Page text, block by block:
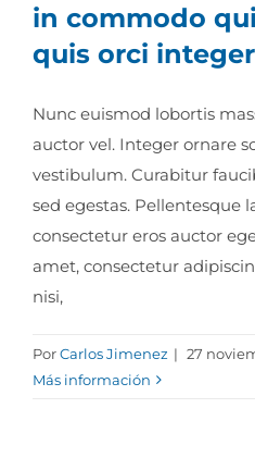
in commodo
quis orci
Nunc euismod lobortis
auctor vel. Integer ornare
vestibulum. Curabitur
sed egestas. Pellentesque
consectetur eros auctor
amet, consectetur
nisi,
PorCarlos Jimenez | 27
Más información